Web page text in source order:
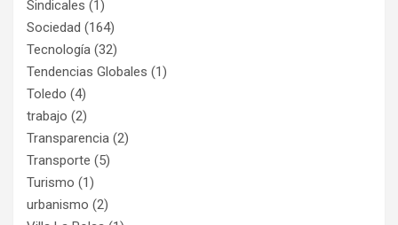
Sindicales (1)
Sociedad (164)
Tecnología (32)
Tendencias Globales (1)
Toledo (4)
trabajo (2)
Transparencia (2)
Transporte (5)
Turismo (1)
urbanismo (2)